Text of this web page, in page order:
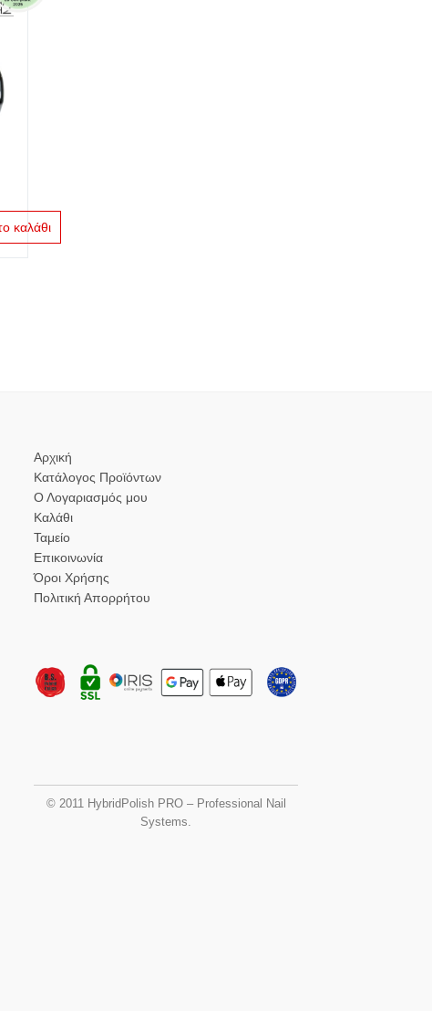
καλάθι
Αρχική
Κατάλογος Προϊόντων
Ο Λογαριασμός μου
Καλάθι
Ταμείο
Επικοινωνία
Όροι Χρήσης
Πολιτική Απορρήτου
© 2011 HybridPolish PRO – Professional Nail
Systems.